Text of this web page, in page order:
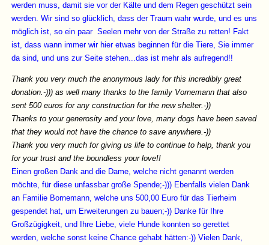
werden muss, damit sie vor der Kälte und dem Regen geschützt sein
werden. Wir sind so glücklich, dass der Traum wahr wurde, und es uns
möglich ist, so ein paar Seelen mehr von der Straße zu retten! Fakt
ist, dass wann immer wir hier etwas beginnen für die Tiere, Sie immer
da sind, und uns zur Seite stehen...das ist mehr als aufregend!!
Thank you very much the anonymous lady for this incredibly great
donation.-))) as well many thanks to the family Vornemann that also
sent 500 euros for any construction for the new shelter.-))
Thanks to your generosity and your love, many dogs have been saved
that they would not have the chance to save anywhere.-))
Thank you very much for giving us life to continue to help, thank you
for your trust and the boundless your love!!
Einen großen Dank and die Dame, welche nicht genannt werden
möchte, für diese unfassbar große Spende;-))) Ebenfalls vielen Dank
an Familie Bornemann, welche uns 500,00 Euro für das Tierheim
gespendet hat, um Erweiterungen zu bauen;-)) Danke für Ihre
Großzügigkeit, und Ihre Liebe, viele Hunde konnten so gerettet
werden, welche sonst keine Chance gehabt hätten:-)) Vielen Dank,